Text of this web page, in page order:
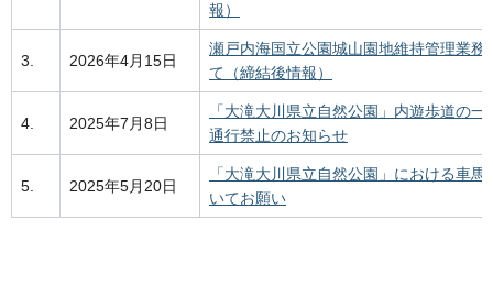
報）
3. 2026年4月15日
瀬戸内海国立公園城山園地維持管理業務
て（締結後情報）
4. 2025年7月8日
「大滝大川県立自然公園」内遊歩道の一
通行禁止のお知らせ
5. 2025年5月20日
「大滝大川県立自然公園」における車馬
いてお願い